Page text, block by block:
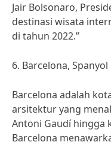
Jair Bolsonaro,
destinasi wisata
di tahun 2022.”
6. Barcelona, Spanyol
Barcelona adalah
arsitektur yang
Antoni Gaudí hingga
Barcelona